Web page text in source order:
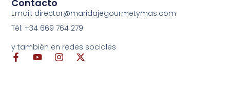
Contacto
Email: director@maridajegourmetymas.com
Tél: +34 669 764 279
y también en redes sociales